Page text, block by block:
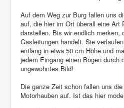
Auf dem Weg zur Burg fallen uns
auf, die hier im Ort überall eine Art
darstellen. Bis wir endlich
Gasleitungen handelt. Sie
entlang in etwa 50 cm Höhe und
jedem Eingang einen Bogen durch
ungewohntes Bild!
Die ganze Zeit schon fallen uns
Motorhauben auf. Ist das hier